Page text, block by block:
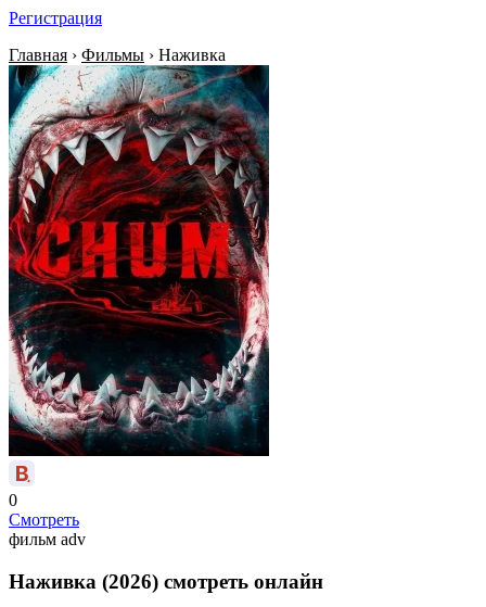
Регистрация
Главная › Фильмы › Наживка
0
Смотреть
фильм adv
Наживка (2026) смотреть онлайн